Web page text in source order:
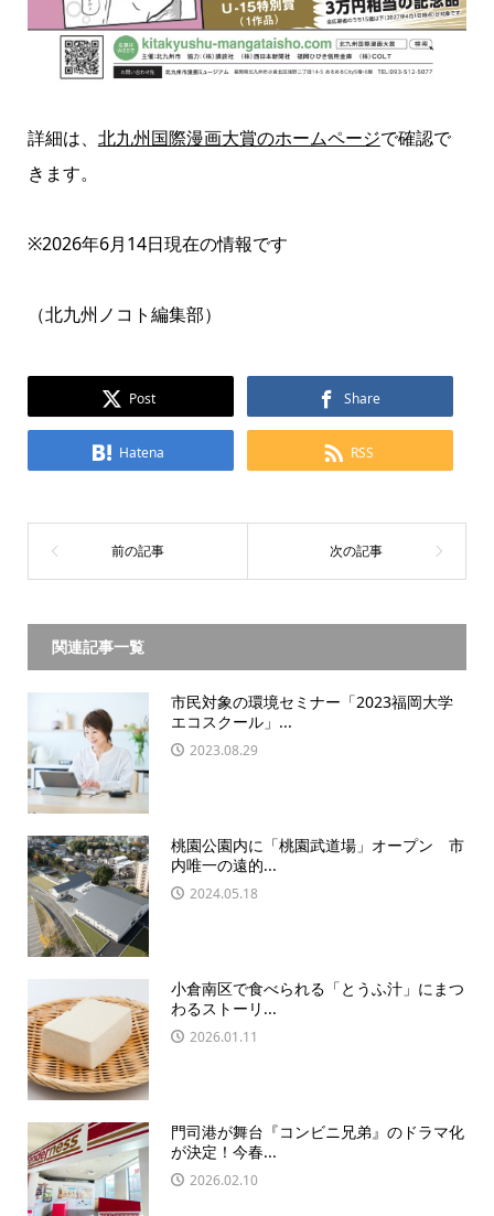
詳細は、 北九州国際漫画大賞のホームページで確認で
きます。
※2026年6月14日現在の情報です
（北九州ノコト編集部）
Post Share
Hatena RSS
関連記事一覧
市民対象の環境セミナー「2023福岡大学
エコスクール」...
2023.08.29
桃園公園内に「桃園武道場」オープン 市
内唯一の遠的...
2024.05.18
小倉南区で食べられる「とうふ汁」にまつ
わるストーリ...
2026.01.11
門司港が舞台『コンビニ兄弟』のドラマ化
が決定！今春...
2026.02.10